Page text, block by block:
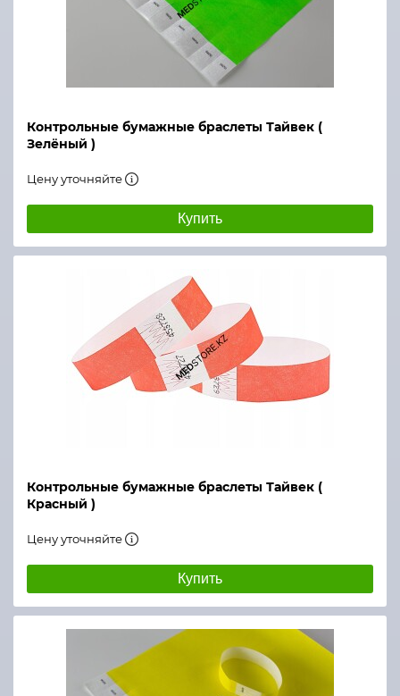
Контрольные бумажные браслеты Тайвек (
Зелёный )
Цену уточняйте
Купить
Контрольные бумажные браслеты Тайвек (
Красный )
Цену уточняйте
Купить